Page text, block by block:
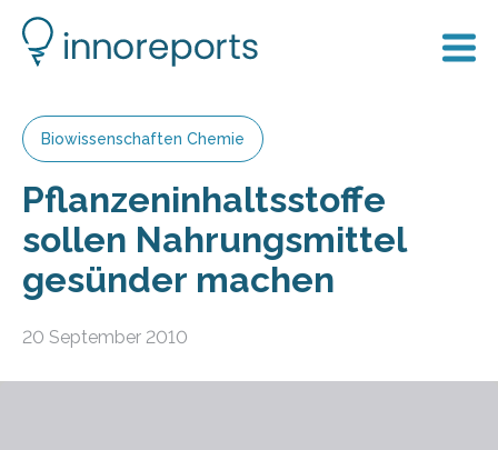
Biowissenschaften Chemie
Pflanzeninhaltsstoffe
sollen Nahrungsmittel
gesünder machen
20 September 2010